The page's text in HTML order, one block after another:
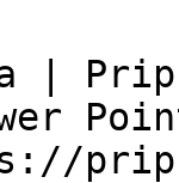
|